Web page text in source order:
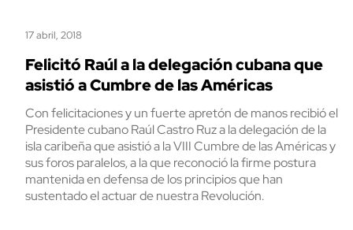
17 abril, 2018
Felicitó Raúl a la delegación cubana que
asistió a Cumbre de las Américas
Con felicitaciones y un fuerte apretón de manos recibió el
Presidente cubano Raúl Castro Ruz a la delegación de la
isla caribeña que asistió a la VIII Cumbre de las Américas y
sus foros paralelos, a la que reconoció la firme postura
mantenida en defensa de los principios que han
sustentado el actuar de nuestra Revolución.